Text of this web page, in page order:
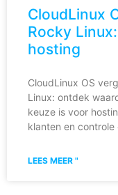
CloudLinux
Rocky
hosting
CloudLinux OS
Linux: ontdek
keuze is voor
klanten en
LEES MEER "